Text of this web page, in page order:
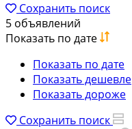
Сохранить поиск
5 объявлений
Показать по дате
Показать по дате
Показать дешевле
Показать дороже
Сохранить поиск